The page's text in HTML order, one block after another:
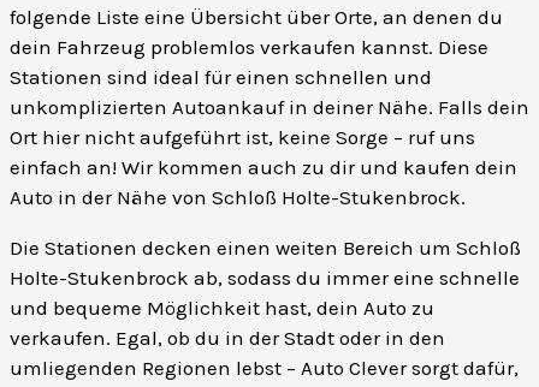
folgende Liste eine Übersicht über Orte, an denen du
dein Fahrzeug problemlos verkaufen kannst. Diese
Stationen sind ideal für einen schnellen und
unkomplizierten Autoankauf in deiner Nähe. Falls dein
Ort hier nicht aufgeführt ist, keine Sorge – ruf uns
einfach an! Wir kommen auch zu dir und kaufen dein
Auto in der Nähe von Schloß Holte-Stukenbrock.
Die Stationen decken einen weiten Bereich um Schloß
Holte-Stukenbrock ab, sodass du immer eine schnelle
und bequeme Möglichkeit hast, dein Auto zu
verkaufen. Egal, ob du in der Stadt oder in den
umliegenden Regionen lebst – Auto Clever sorgt dafür,